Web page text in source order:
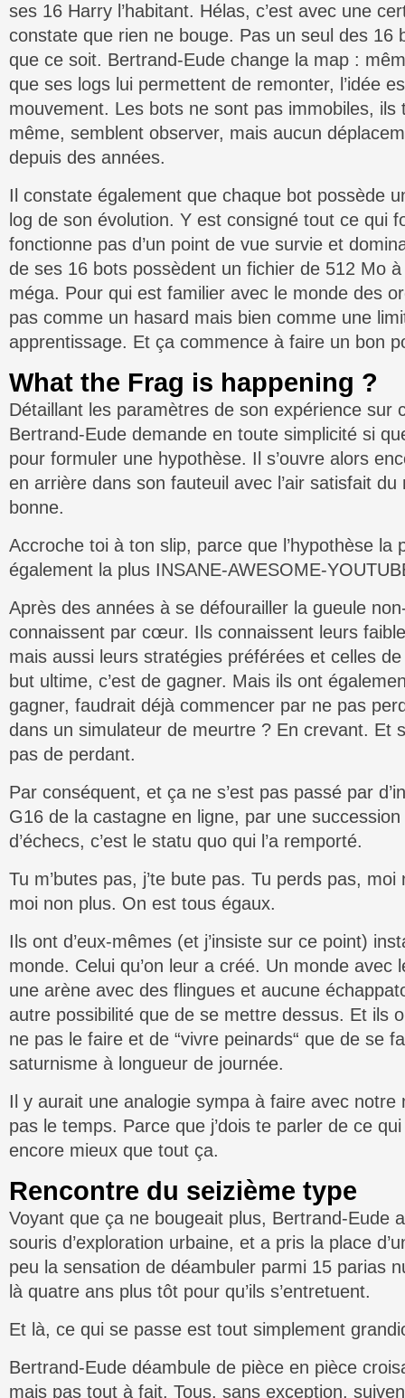
ses 16 Harry l’habitant. Hélas, c’est avec une
constate que rien ne bouge. Pas un seul des 16
que ce soit. Bertrand-Eude change la map :
que ses logs lui permettent de remonter, l’idée
mouvement. Les bots ne sont pas immobiles,
même, semblent observer, mais aucun
depuis des années.
Il constate également que chaque bot possède
log de son évolution. Y est consigné tout ce qui
fonctionne pas d’un point de vue survie et
de ses 16 bots possèdent un fichier de 512 Mo
méga. Pour qui est familier avec le monde des
pas comme un hasard mais bien comme une
apprentissage. Et ça commence à faire un bon
What the Frag is happening ?
Détaillant les paramètres de son expérience sur
Bertrand-Eude demande en toute simplicité si
pour formuler une hypothèse. Il s’ouvre alors
en arrière dans son fauteuil avec l’air satisfait du
bonne.
Accroche toi à ton slip, parce que l’hypothèse la
également la plus INSANE-AWESOME-
Après des années à se défourailler la gueule
connaissent par cœur. Ils connaissent leurs
mais aussi leurs stratégies préférées et celles
but ultime, c’est de gagner. Mais ils ont
gagner, faudrait déjà commencer par ne pas
dans un simulateur de meurtre ? En crevant. Et
pas de perdant.
Par conséquent, et ça ne s’est pas passé par
G16 de la castagne en ligne, par une succession
d’échecs, c’est le statu quo qui l’a remporté.
Tu m’butes pas, j’te bute pas. Tu perds pas,
moi non plus. On est tous égaux.
Ils ont d’eux-mêmes (et j’insiste sur ce point)
monde. Celui qu’on leur a créé. Un monde avec
une arène avec des flingues et aucune
autre possibilité que de se mettre dessus. Et ils
ne pas le faire et de “vivre peinards“ que de se
saturnisme à longueur de journée.
Il y aurait une analogie sympa à faire avec notre
pas le temps. Parce que j’dois te parler de ce
encore mieux que tout ça.
Rencontre du seizième type
Voyant que ça ne bougeait plus, Bertrand-Eude
souris d’exploration urbaine, et a pris la place
peu la sensation de déambuler parmi 15 parias
là quatre ans plus tôt pour qu’ils s’entretuent.
Et là, ce qui se passe est tout simplement
Bertrand-Eude déambule de pièce en pièce
mais pas tout à fait. Tous, sans exception,